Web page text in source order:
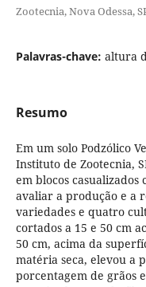
Zootecnia, Nova Odessa,
Palavras-chave: altura
Resumo
Em um solo Podzólico
Instituto de Zootecnia,
em blocos
avaliar a produção e a
variedades e quatro
cortados a 15 e 50 cm
50 cm, acima da
matéria seca, elevou a
porcentagem de grãos